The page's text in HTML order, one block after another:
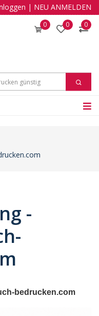
| NEU ANMELDEN
0 0 0
-
bedrucken.com